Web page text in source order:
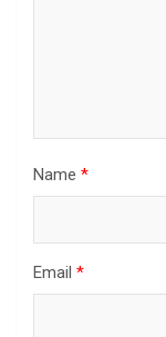
Name *
Email *